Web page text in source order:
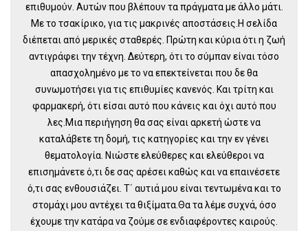
επιθυμούν. Αυτών που βλέπουν τα πράγματα με άλλο μάτι.
Με το τσακίρικο, για τις μακρινές αποστάσεις.Η σελίδα
διέπεται από μερικές σταθερές. Πρώτη και κύρια ότι η ζωή
αντιγράφει την τέχνη. Δεύτερη, ότι το σύμπαν είναι τόσο
απασχολημένο με το να επεκτείνεται που δε θα
συνωμοτήσει για τις επιθυμίες κανενός. Και τρίτη και
φαρμακερή, ότι είσαι αυτό που κάνεις και όχι αυτό που
λες.Μια περιήγηση θα σας είναι αρκετή ώστε να
καταλάβετε τη δομή, τις κατηγορίες και την εν γένει
θεματολογία. Νιώστε ελεύθερες και ελεύθεροι να
επισημάνετε ό,τι δε σας αρέσει καθώς και να επαινέσετε
ό,τι σας ενθουσιάζει. Τ΄ αυτιά μου είναι τεντωμένα και το
στομάχι μου αντέχει τα θιξίματα.Θα τα λέμε συχνά, όσο
έχουμε την κατάρα να ζούμε σε ενδιαφέροντες καιρούς.